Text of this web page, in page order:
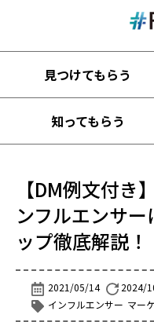
見つけてもらう
知ってもらう
【DM例文付き
ンフルエンサ
ップ徹底解説！
2021/05/14
2024/
インフルエンサー マー